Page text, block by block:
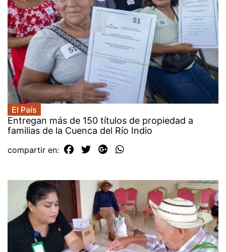
El País
Entregan más de 150 títulos de propiedad a
familias de la Cuenca del Río Indio
compartir en: